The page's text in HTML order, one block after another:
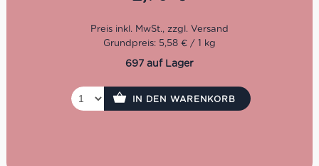
Grundpreis: 5,58 € / 1 kg
697 auf Lager
IN DEN WARENKORB